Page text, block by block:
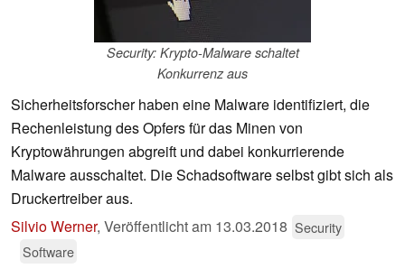
Security: Krypto-Malware schaltet
Konkurrenz aus
Sicherheitsforscher haben eine Malware identifiziert, die
Rechenleistung des Opfers für das Minen von
Kryptowährungen abgreift und dabei konkurrierende
Malware ausschaltet. Die Schadsoftware selbst gibt sich als
Druckertreiber aus.
Silvio Werner, Veröffentlicht am 13.03.2018 Security
Software